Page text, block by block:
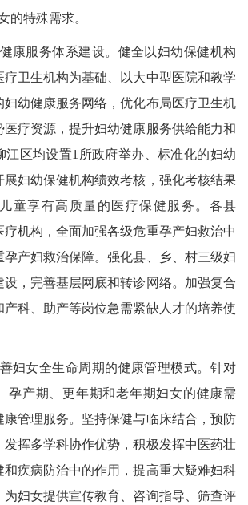
的特殊需求。
健康服务体系建设。健全以妇幼保健机构
疗卫生机构为基础、以大中型医院和教学
妇幼健康服务网络，优化布局医疗卫生机
疗资源，提升妇幼健康服务供给能力和
江区均设置1 所政府举办、标准化的妇幼
展妇幼保健机构绩效考核，强化考核结果
童享有高质量的医疗保健服务。各县
疗机构，全面加强各级危重孕产妇救治中
产妇救治保障。强化县、乡、村三级妇
，完善基层网底和转诊网络。加强复合
科、助产等岗位急需紧缺人才的培养使
妇女全生命周期的健康管理模式。针对
孕产期、更年期和老年期妇女的健康需
康管理服务。坚持保健与临床结合，预防
发挥多学科协作优势，积极发挥中医药壮
和疾病防治中的作用，提高重大疑难妇科
为妇女提供宣传教育、咨询指导、筛查评